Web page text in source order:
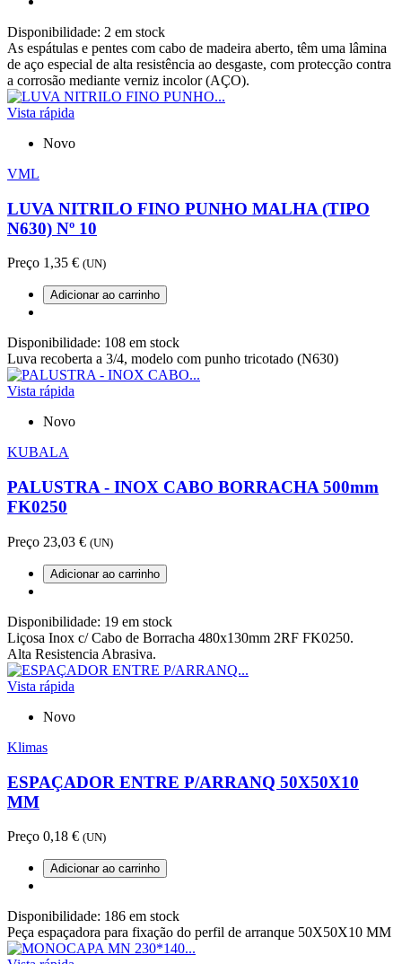
Disponibilidade: 2 em stock
As espátulas e pentes com cabo de madeira aberto, têm uma lâmina
de aço especial de alta resistência ao desgaste, com protecção contra
a corrosão mediante verniz incolor (AÇO).
Vista rápida
Novo
VML
LUVA NITRILO FINO PUNHO MALHA (TIPO
N630) Nº 10
Preço 1,35 € (UN)
Adicionar ao carrinho
Disponibilidade: 108 em stock
Luva recoberta a 3/4, modelo com punho tricotado (N630)
Vista rápida
Novo
KUBALA
PALUSTRA - INOX CABO BORRACHA 500mm
FK0250
Preço 23,03 € (UN)
Adicionar ao carrinho
Disponibilidade: 19 em stock
Liçosa Inox c/ Cabo de Borracha 480x130mm 2RF FK0250.
Alta Resistencia Abrasiva.
Vista rápida
Novo
Klimas
ESPAÇADOR ENTRE P/ARRANQ 50X50X10
MM
Preço 0,18 € (UN)
Adicionar ao carrinho
Disponibilidade: 186 em stock
Peça espaçadora para fixação do perfil de arranque 50X50X10 MM